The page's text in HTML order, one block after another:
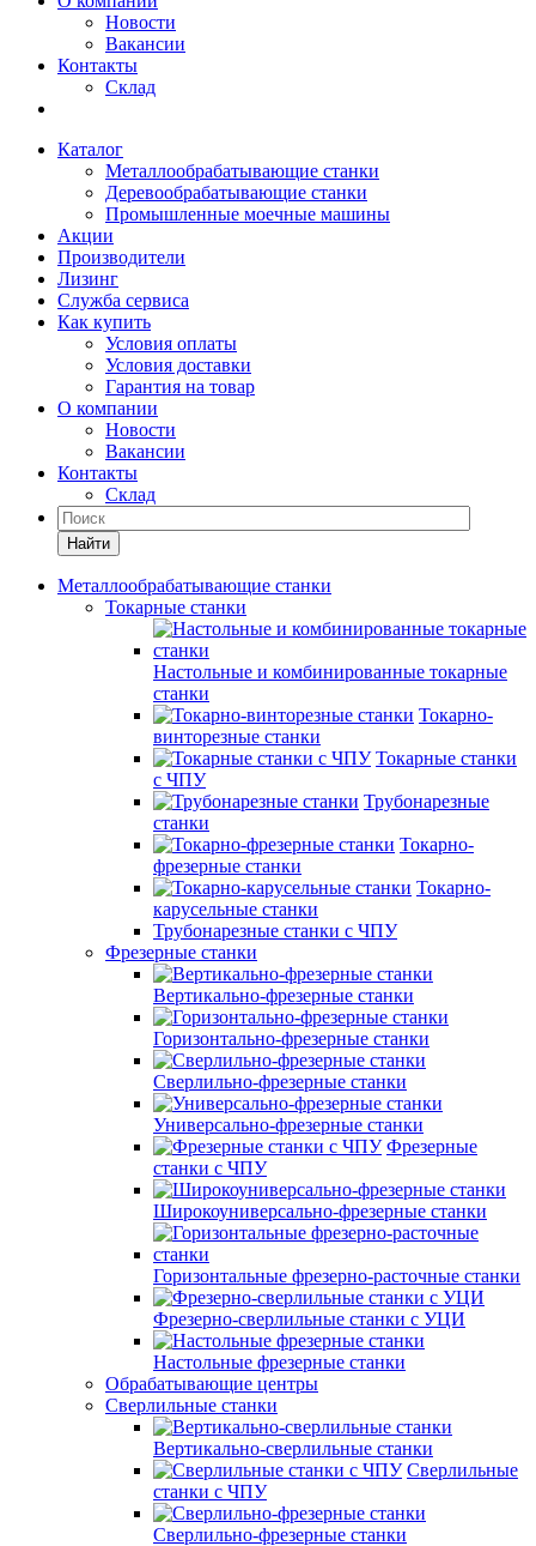
Новости
Вакансии
Контакты
Склад
Каталог
Металлообрабатывающие станки
Деревообрабатывающие станки
Промышленные моечные машины
Акции
Производители
Лизинг
Служба сервиса
Как купить
Условия оплаты
Условия доставки
Гарантия на товар
О компании
Новости
Вакансии
Контакты
Склад
Найти
Металлообрабатывающие станки
Токарные станки
Настольные и комбинированные токарные
станки
Токарно-
винторезные станки
Токарные станки
с ЧПУ
Трубонарезные
станки
Токарно-
фрезерные станки
Токарно-
карусельные станки
Трубонарезные станки с ЧПУ
Фрезерные станки
Вертикально-фрезерные станки
Горизонтально-фрезерные станки
Сверлильно-фрезерные станки
Универсально-фрезерные станки
Фрезерные
станки с ЧПУ
Широкоуниверсально-фрезерные станки
Горизонтальные фрезерно-расточные станки
Фрезерно-сверлильные станки с УЦИ
Настольные фрезерные станки
Обрабатывающие центры
Сверлильные станки
Вертикально-сверлильные станки
Сверлильные
станки с ЧПУ
Сверлильно-фрезерные станки